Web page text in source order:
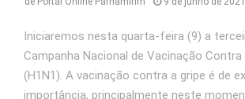
Iniciaremos nesta quarta-feira (9) a
Campanha Nacional de Vacinação
(H1N1). A vacinação contra a gripe é de
importância, principalmente neste